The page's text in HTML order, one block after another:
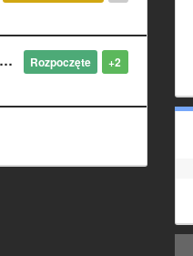
+2
Rozpoczęte